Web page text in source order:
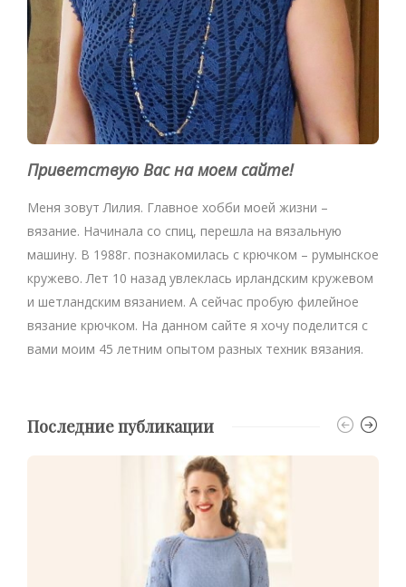
Приветствую Вас на моем сайте!
Меня зовут Лилия. Главное хобби моей жизни –
вязание. Начинала со спиц, перешла на вязальную
машину. В 1988г. познакомилась с крючком – румынское
кружево. Лет 10 назад увлеклась ирландским кружевом
и шетландским вязанием. А сейчас пробую филейное
вязание крючком. На данном сайте я хочу поделится с
вами моим 45 летним опытом разных техник вязания.
Последние публикации